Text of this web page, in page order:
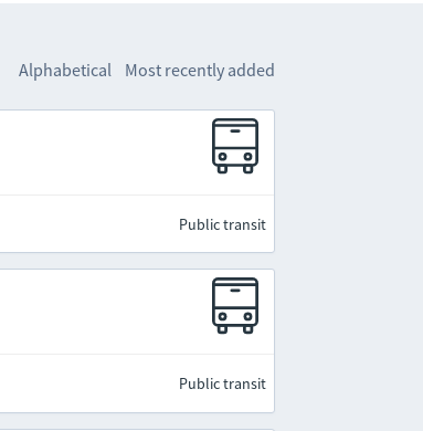
Alphabetical Most recently added
Public transit
Public transit